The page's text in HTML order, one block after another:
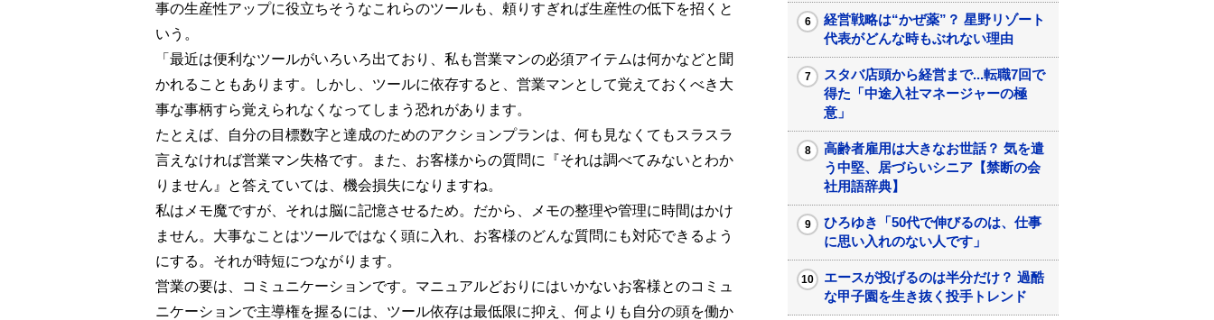
事の生産性アップに役立ちそうなこれらのツールも、頼りすぎれば生産性の低下を招くと
いう。
「最近は便利なツールがいろいろ出ており、私も営業マンの必須アイテムは何かなどと聞
かれることもあります。しかし、ツールに依存すると、営業マンとして覚えておくべき大
事な事柄すら覚えられなくなってしまう恐れがあります。
たとえば、自分の目標数字と達成のためのアクションプランは、何も見なくてもスラスラ
言えなければ営業マン失格です。また、お客様からの質問に『それは調べてみないとわか
りません』と答えていては、機会損失になりますね。
私はメモ魔ですが、それは脳に記憶させるため。だから、メモの整理や管理に時間はかけ
ません。大事なことはツールではなく頭に入れ、お客様のどんな質問にも対応できるよう
にする。それが時短につながります。
営業の要は、コミュニケーションです。マニュアルどおりにはいかないお客様とのコミュ
ニケーションで主導権を握るには、ツール依存は最低限に抑え、何よりも自分の頭を働か
経営戦略は“かぜ薬”？ 星野リゾート
代表がどんな時もぶれない理由
スタバ店頭から経営まで...転職7回で
得た「中途入社マネージャーの極
意」
高齢者雇用は大きなお世話？ 気を遣
う中堅、居づらいシニア【禁断の会
社用語辞典】
ひろゆき「50代で伸びるのは、仕事
に思い入れのない人です」
エースが投げるのは半分だけ？ 過酷
な甲子園を生き抜く投手トレンド